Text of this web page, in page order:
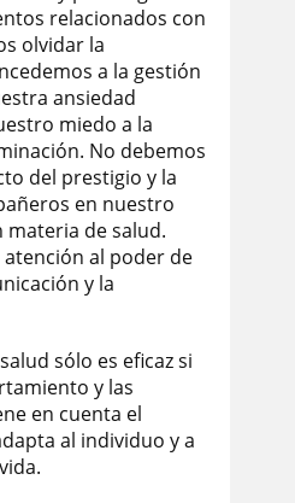
relacionados con
olvidar la
a la gestión
ansiedad
miedo a la
No debemos
del prestigio y la
en nuestro
de salud.
al poder de
y la
sólo es eficaz si
y las
en cuenta el
al individuo y a